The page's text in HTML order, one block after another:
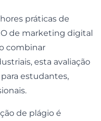
práticas de
de marketing digital
combinar
esta avaliação
estudantes,
de plágio é